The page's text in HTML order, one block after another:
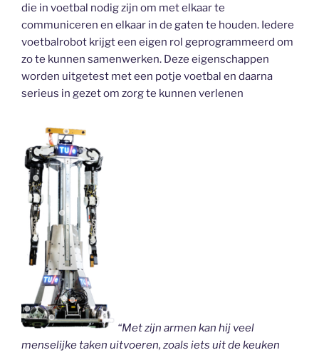
die in voetbal nodig zijn om met elkaar te
communiceren en elkaar in de gaten te houden. Iedere
voetbalrobot krijgt een eigen rol geprogrammeerd om
zo te kunnen samenwerken. Deze eigenschappen
worden uitgetest met een potje voetbal en daarna
serieus in gezet om zorg te kunnen verlenen
“Met zijn armen kan hij veel
menselijke taken uitvoeren, zoals iets uit de keuken